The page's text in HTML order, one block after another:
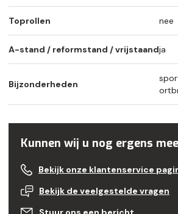
Toprollen nee
A-stand / reformstand / vrijstaandja
Bijzonderheden
Kunnen wij u nog ergens
Bekijk onze klantenservice
Bekijk de veelgestelde vragen